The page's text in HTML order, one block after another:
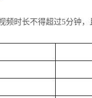
长不得超过5分钟，